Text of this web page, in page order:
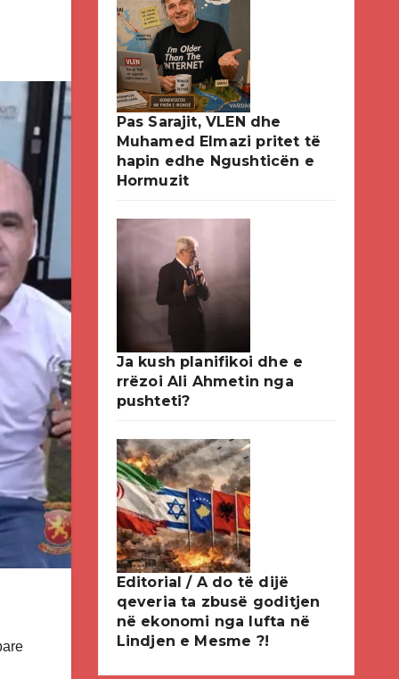
Pas Sarajit, VLEN dhe
Muhamed Elmazi pritet të
hapin edhe Ngushticën e
Hormuzit
Ja kush planifikoi dhe e
rrëzoi Ali Ahmetin nga
pushteti?
Editorial / A do të dijë
qeveria ta zbusë goditjen
në ekonomi nga lufta në
Lindjen e Mesme ?!